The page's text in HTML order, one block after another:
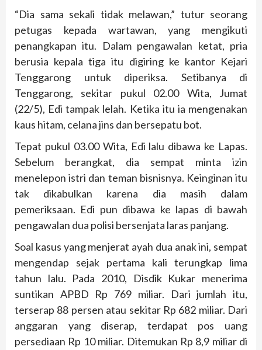
“Dia sama sekali tidak melawan,” tutur seorang
petugas kepada wartawan, yang mengikuti
penangkapan itu. Dalam pengawalan ketat, pria
berusia kepala tiga itu digiring ke kantor Kejari
Tenggarong untuk diperiksa. Setibanya di
Tenggarong, sekitar pukul 02.00 Wita, Jumat
(22/5), Edi tampak lelah. Ketika itu ia mengenakan
kaus hitam, celana jins dan bersepatu bot.
Tepat pukul 03.00 Wita, Edi lalu dibawa ke Lapas.
Sebelum berangkat, dia sempat minta izin
menelepon istri dan teman bisnisnya. Keinginan itu
tak dikabulkan karena dia masih dalam
pemeriksaan. Edi pun dibawa ke lapas di bawah
pengawalan dua polisi bersenjata laras panjang.
Soal kasus yang menjerat ayah dua anak ini, sempat
mengendap sejak pertama kali terungkap lima
tahun lalu. Pada 2010, Disdik Kukar menerima
suntikan APBD Rp 769 miliar. Dari jumlah itu,
terserap 88 persen atau sekitar Rp 682 miliar. Dari
anggaran yang diserap, terdapat pos uang
persediaan Rp 10 miliar. Ditemukan Rp 8,9 miliar di